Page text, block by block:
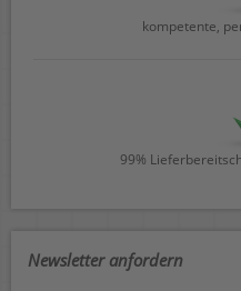
kompetente,
99%
Newsletter anfordern